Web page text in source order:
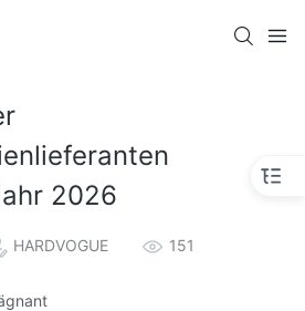
2026
HARDVOGUE 151